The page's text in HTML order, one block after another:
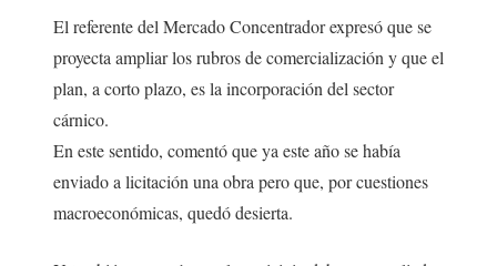
El referente del Mercado Concentrador expresó que se
proyecta ampliar los rubros de comercialización y que el
plan, a corto plazo, es la incorporación del sector
cárnico.
En este sentido, comentó que ya este año se había
enviado a licitación una obra pero que, por cuestiones
macroeconómicas, quedó desierta.